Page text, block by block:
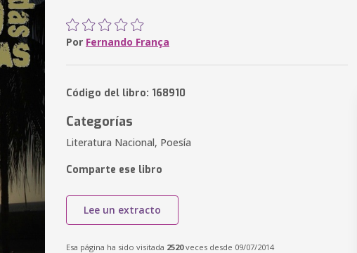
Por Fernando França
Código del libro: 168910
Categorías
Literatura Nacional, Poesía
Comparte ese libro
Lee un extracto
Esa página ha sido visitada 2520veces desde 09/07/2014